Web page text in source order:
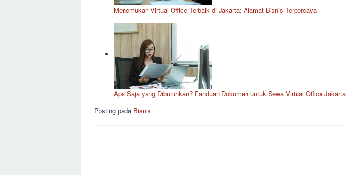
Menemukan Virtual Office Terbaik di Jakarta: Alamat Bisnis Terpercaya
Apa Saja yang Dibutuhkan? Panduan Dokumen untuk Sewa Virtual Office Jakarta
Posting pada Bisnis